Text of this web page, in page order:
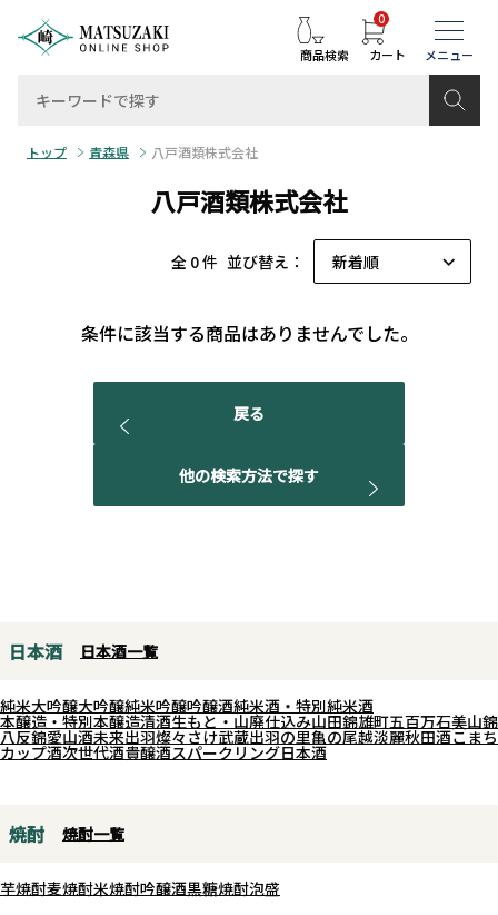
商品検索 カート
0
トップ 青森県 八戸酒類株式会社
八戸酒類株式会社
全 0 件 並び替え：
条件に該当する商品はありませんでした。
戻る
他の検索方法で探す
日本酒 日本酒一覧
純米大吟醸大吟醸純米吟醸吟醸酒純米酒・特別純米酒
本醸造・特別本醸造清酒生もと・山廃仕込み山田錦雄町五百万石美山錦
八反錦愛山酒未来出羽燦々 さけ武蔵出羽の里亀の尾越淡麗秋田酒こまち
カップ酒次世代酒貴醸酒スパークリング日本酒
焼酎 焼酎一覧
芋焼酎麦焼酎米焼酎吟醸酒黒糖焼酎泡盛